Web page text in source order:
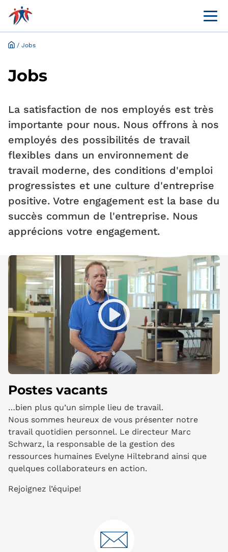
Menü
/ Jobs
Jobs
La satisfaction de nos employés est très
importante pour nous. Nous offrons à nos
employés des possibilités de travail
flexibles dans un environnement de
travail moderne, des conditions d'emploi
progressistes et une culture d'entreprise
positive. Votre engagement est la base du
succès commun de l'entreprise. Nous
apprécions votre engagement.
Mute
Play
Postes vacants
…bien plus qu’un simple lieu de travail.
Nous sommes heureux de vous présenter notre
travail quotidien personnel. Le directeur Marc
Schwarz, la responsable de la gestion des
ressources humaines Evelyne Hiltebrand ainsi que
quelques collaborateurs en action.
Rejoignez l’équipe!